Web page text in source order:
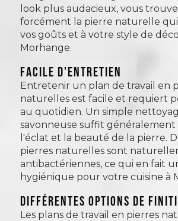
look plus audacieux, vous
forcément la pierre naturelle
vos goûts et à votre style de
Morhange.
Facile d'entretien
Entretenir un plan de travail en
naturelles est facile et requiert
au quotidien. Un simple
savonneuse suffit généralement
l'éclat et la beauté de la pierre.
pierres naturelles sont
antibactériennes, ce qui en fait
hygiénique pour votre cuisine à
Différentes options de
Les plans de travail en pierres